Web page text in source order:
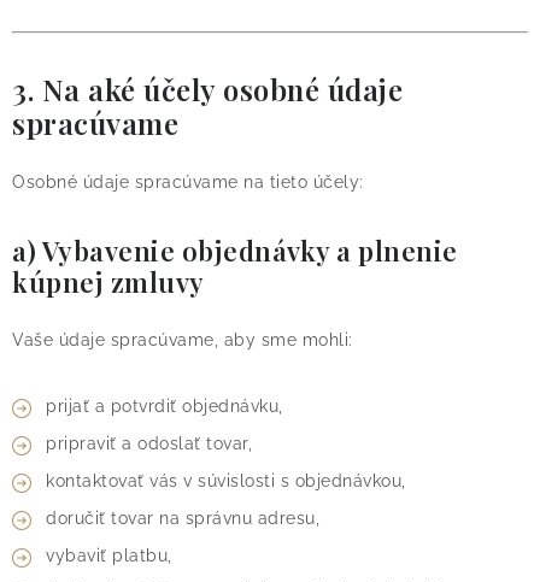
3. Na aké účely osobné údaje
spracúvame
Osobné údaje spracúvame na tieto účely:
a) Vybavenie objednávky a plnenie
kúpnej zmluvy
Vaše údaje spracúvame, aby sme mohli:
prijať a potvrdiť objednávku,
pripraviť a odoslať tovar,
kontaktovať vás v súvislosti s objednávkou,
doručiť tovar na správnu adresu,
vybaviť platbu,